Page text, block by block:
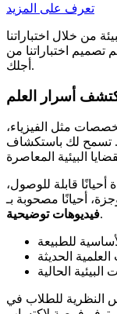
تعرف على المزيد
من خلال اختباراتنا
تصميم اختباراتنا من
أجلك.
أسرار العلم
مثل الفيزياء،
تسمح لك باستكشاف
قابلة للوصول،
أحيانًا مصحوبة بـ
فيديوهات توضيحية.
النظرية للطلاب في